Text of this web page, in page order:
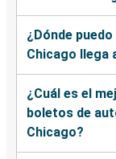
¿Dónde
Chicago llega
¿Cuál es el
boletos de
Chicago?